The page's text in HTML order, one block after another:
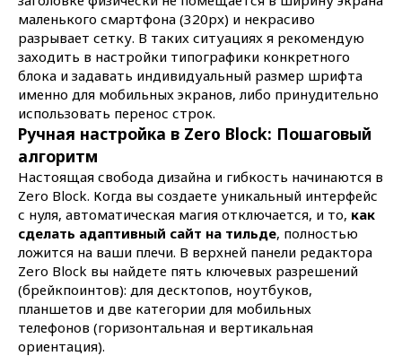
маленького смартфона (320px) и некрасиво
разрывает сетку. В таких ситуациях я рекомендую
заходить в настройки типографики конкретного
блока и задавать индивидуальный размер шрифта
именно для мобильных экранов, либо принудительно
использовать перенос строк.
Ручная настройка в Zero Block: Пошаговый
алгоритм
Настоящая свобода дизайна и гибкость начинаются в
Zero Block. Когда вы создаете уникальный интерфейс
с нуля, автоматическая магия отключается, и то, как
сделать адаптивный сайт на тильде, полностью
ложится на ваши плечи. В верхней панели редактора
Zero Block вы найдете пять ключевых разрешений
(брейкпоинтов): для десктопов, ноутбуков,
планшетов и две категории для мобильных
телефонов (горизонтальная и вертикальная
ориентация).